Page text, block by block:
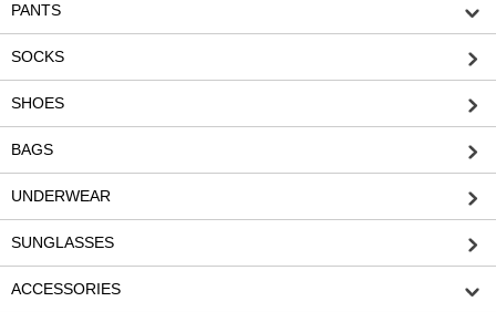
PANTS
SOCKS
SHOES
BAGS
UNDERWEAR
SUNGLASSES
ACCESSORIES